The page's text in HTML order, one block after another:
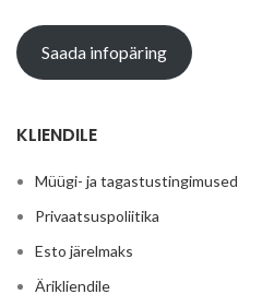
Saada infopäring
KLIENDILE
Müügi- ja tagastustingimused
Privaatsuspoliitika
Esto järelmaks
Ärikliendile